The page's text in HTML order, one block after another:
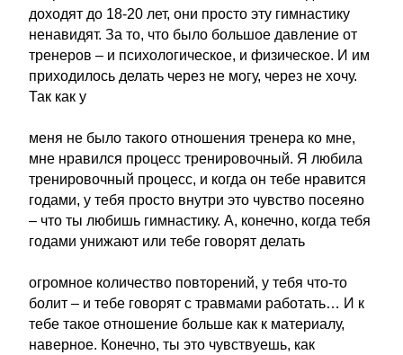
доходят до 18-20 лет, они просто эту гимнастику
ненавидят. За то, что было большое давление от
тренеров – и психологическое, и физическое. И им
приходилось делать через не могу, через не хочу.
Так как у
меня не было такого отношения тренера ко мне,
мне нравился процесс тренировочный. Я любила
тренировочный процесс, и когда он тебе нравится
годами, у тебя просто внутри это чувство посеяно
– что ты любишь гимнастику. А, конечно, когда тебя
годами унижают или тебе говорят делать
огромное количество повторений, у тебя что-то
болит – и тебе говорят с травмами работать… И к
тебе такое отношение больше как к материалу,
наверное. Конечно, ты это чувствуешь, как